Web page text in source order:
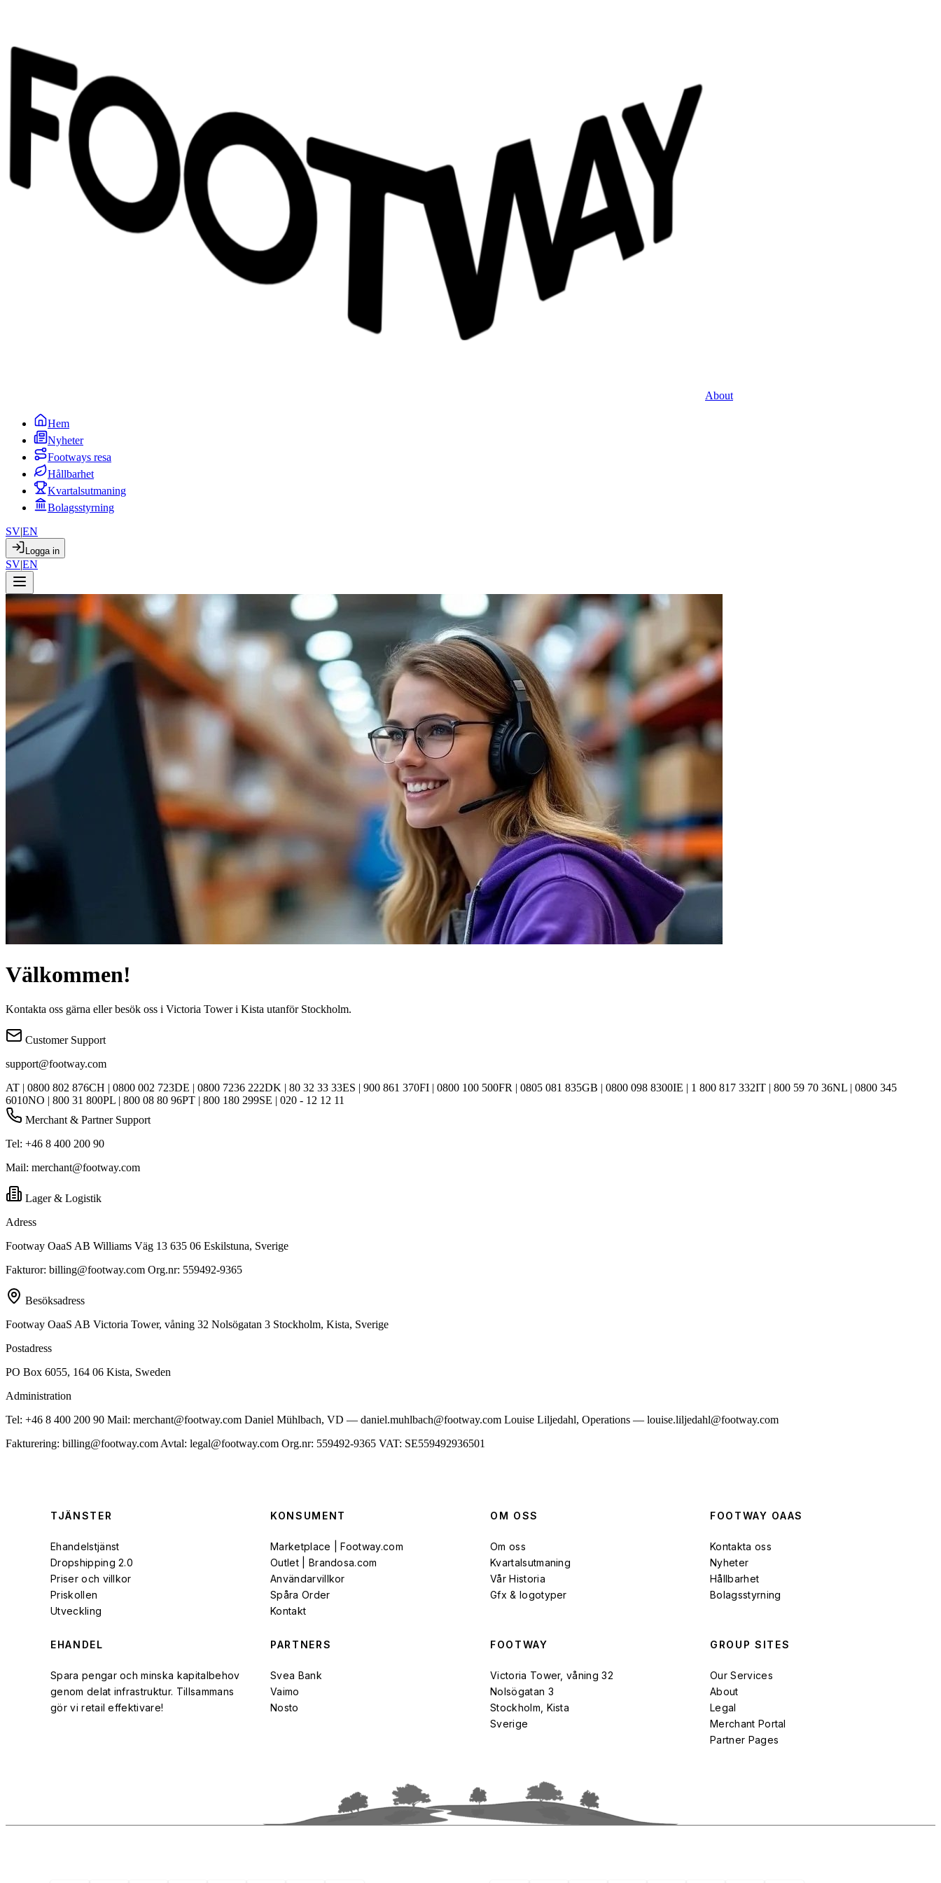
About
Hem
Nyheter
Footways resa
Hållbarhet
Kvartalsutmaning
Bolagsstyrning
SV|EN
Logga in
SV|EN
Välkommen!
Kontakta oss gärna eller besök oss i Victoria Tower i Kista utanför Stockholm.
Customer Support
support@footway.com
AT | 0800 802 876CH | 0800 002 723DE | 0800 7236 222DK | 80 32 33 33ES | 900 861 370FI | 0800 100 500FR | 0805 081 835GB | 0800 098 8300IE | 1 800 817 332IT | 800 59 70 36NL | 0800 345
6010NO | 800 31 800PL | 800 08 80 96PT | 800 180 299SE | 020 - 12 12 11
Merchant & Partner Support
Tel: +46 8 400 200 90
Mail: merchant@footway.com
Lager & Logistik
Adress
Footway OaaS AB Williams Väg 13 635 06 Eskilstuna, Sverige
Fakturor: billing@footway.com Org.nr: 559492-9365
Besöksadress
Footway OaaS AB Victoria Tower, våning 32 Nolsögatan 3 Stockholm, Kista, Sverige
Postadress
PO Box 6055, 164 06 Kista, Sweden
Administration
Tel: +46 8 400 200 90 Mail: merchant@footway.com Daniel Mühlbach, VD — daniel.muhlbach@footway.com Louise Liljedahl, Operations — louise.liljedahl@footway.com
Fakturering: billing@footway.com Avtal: legal@footway.com Org.nr: 559492-9365 VAT: SE559492936501
TJÄNSTER
Ehandelstjänst
Dropshipping 2.0
Priser och villkor
Priskollen
Utveckling
KONSUMENT
Marketplace | Footway.com
Outlet | Brandosa.com
Användarvillkor
Spåra Order
Kontakt
OM OSS
Om oss
Kvartalsutmaning
Vår Historia
Gfx & logotyper
FOOTWAY OAAS
Kontakta oss
Nyheter
Hållbarhet
Bolagsstyrning
EHANDEL
Spara pengar och minska kapitalbehov
genom delat infrastruktur. Tillsammans
gör vi retail effektivare!
PARTNERS
Svea Bank
Vaimo
Nosto
FOOTWAY
Victoria Tower, våning 32
Nolsögatan 3
Stockholm, Kista
Sverige
GROUP SITES
Our Services
About
Legal
Merchant Portal
Partner Pages